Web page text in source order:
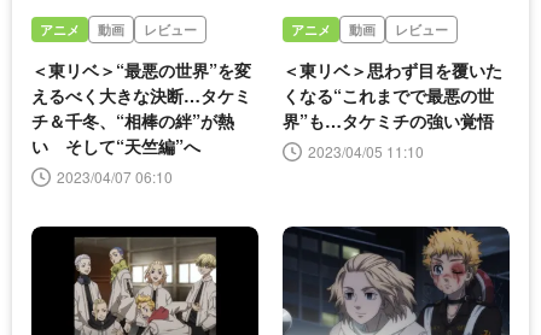
アニメ 動画 レビュー
＜東リベ＞“最悪の世界”を変
えるべく大きな決断…タケミ
チ＆千冬、“相棒の絆”が熱
い そして“天竺編”へ
2023/04/07 06:10
アニメ 動画 レビュー
＜東リベ＞思わず目を覆いた
くなる“これまでで最悪の世
界”も…タケミチの強い覚悟
2023/04/05 11:10